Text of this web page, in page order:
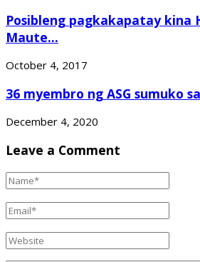
Posibleng pagkakapatay kina
Maute...
October 4, 2017
36 myembro ng ASG sumuko
December 4, 2020
Leave a Comment